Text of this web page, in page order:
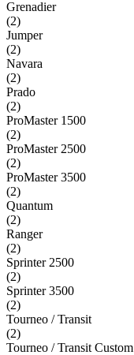
Grenadier
(2)
Jumper
(2)
Navara
(2)
Prado
(2)
ProMaster 1500
(2)
ProMaster 2500
(2)
ProMaster 3500
(2)
Quantum
(2)
Ranger
(2)
Sprinter 2500
(2)
Sprinter 3500
(2)
Tourneo / Transit
(2)
Tourneo / Transit Custom